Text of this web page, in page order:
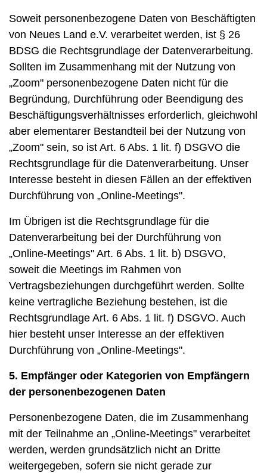
Soweit personenbezogene Daten von Beschäftigten
von Neues Land e.V. verarbeitet werden, ist § 26
BDSG die Rechtsgrundlage der Datenverarbeitung.
Sollten im Zusammenhang mit der Nutzung von
„Zoom" personenbezogene Daten nicht für die
Begründung, Durchführung oder Beendigung des
Beschäftigungsverhältnisses erforderlich, gleichwohl
aber elementarer Bestandteil bei der Nutzung von
„Zoom" sein, so ist Art. 6 Abs. 1 lit. f) DSGVO die
Rechtsgrundlage für die Datenverarbeitung. Unser
Interesse besteht in diesen Fällen an der effektiven
Durchführung von „Online-Meetings".
Im Übrigen ist die Rechtsgrundlage für die
Datenverarbeitung bei der Durchführung von
„Online-Meetings" Art. 6 Abs. 1 lit. b) DSGVO,
soweit die Meetings im Rahmen von
Vertragsbeziehungen durchgeführt werden. Sollte
keine vertragliche Beziehung bestehen, ist die
Rechtsgrundlage Art. 6 Abs. 1 lit. f) DSGVO. Auch
hier besteht unser Interesse an der effektiven
Durchführung von „Online-Meetings".
5. Empfänger oder Kategorien von Empfängern
der personenbezogenen Daten
Personenbezogene Daten, die im Zusammenhang
mit der Teilnahme an „Online-Meetings" verarbeitet
werden, werden grundsätzlich nicht an Dritte
weitergegeben, sofern sie nicht gerade zur